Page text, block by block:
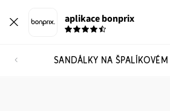
aplikace bonprix
SANDÁLKY NA